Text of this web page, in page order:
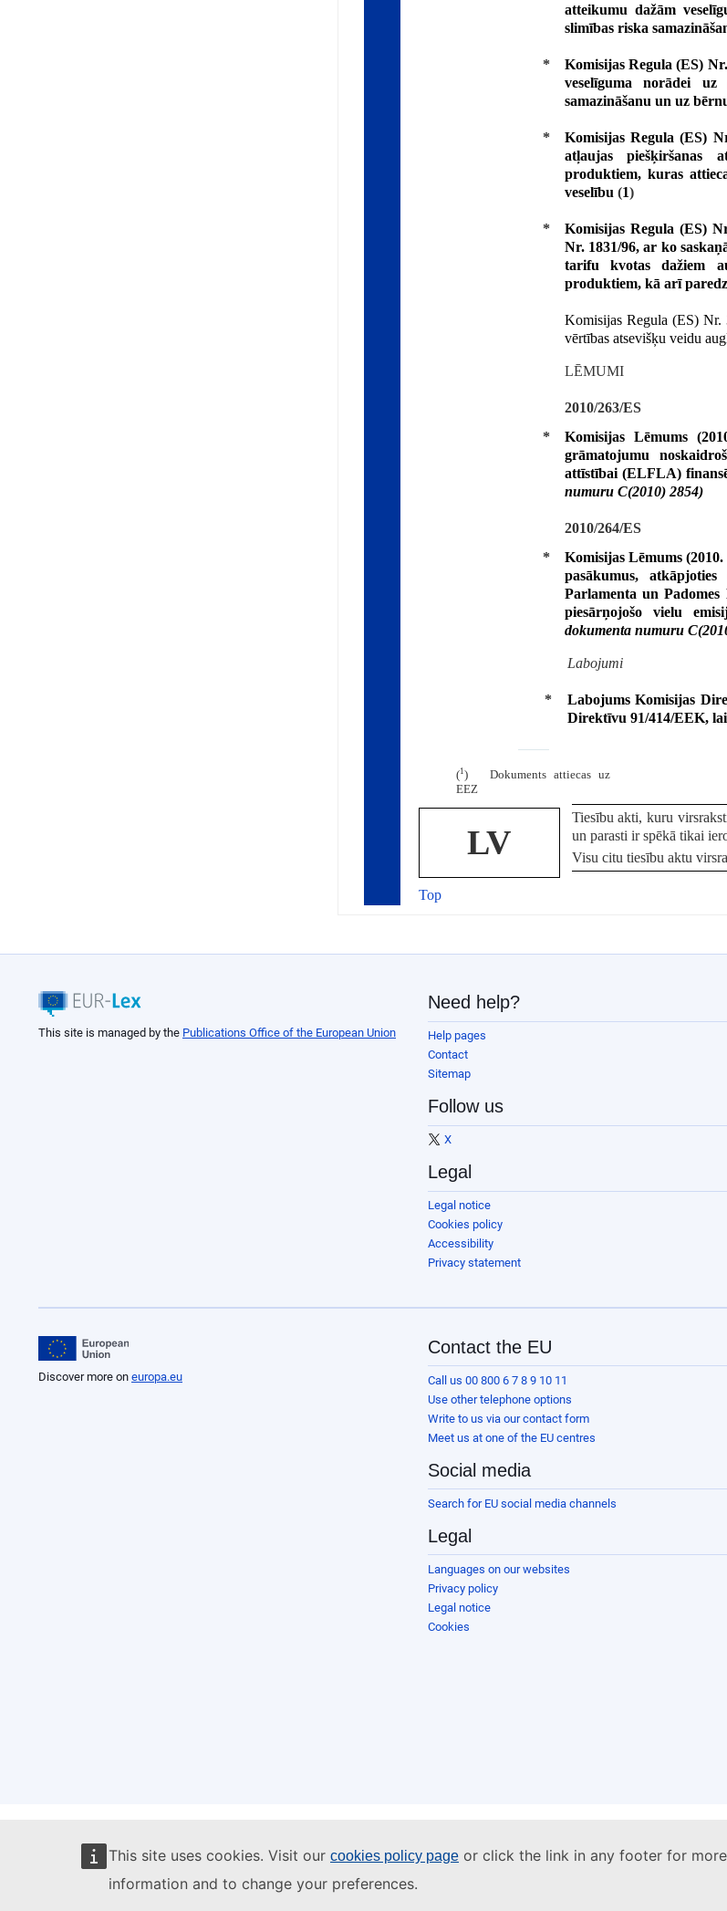
This site uses cookies. Visit our cookies policy page or click the link in any footer for more
information and to change your preferences.
atteikumu dažām
slimības riska
*
Komisijas Regula (ES)
veselīguma norādei
samazināšanu un uz
*
Komisijas Regula (ES)
atļaujas piešķiršanas
produktiem, kuras
veselību (1)
*
Komisijas Regula (ES)
Nr. 1831/96, ar ko
tarifu kvotas dažiem
produktiem, kā arī
Komisijas Regula (ES) Nr.
vērtības atsevišķu veidu
LĒMUMI
2010/263/ES
*
Komisijas Lēmums
grāmatojumu
attīstībai (ELFLA)
numuru C(2010) 2854)
2010/264/ES
*
Komisijas Lēmums
pasākumus,
Parlamenta un
piesārņojošo vielu
dokumenta numuru
Labojumi
*
Labojums Komisijas
Direktīvu 91/414/EEK,
(1 ) Dokuments attiecas uz
EEZ
LV
Tiesību akti, kuru
un parasti ir spēkā tikai
Visu citu tiesību aktu
Top
This site is managed by the Publications Office of the European Union
Need help?
Help pages
Contact
Sitemap
Follow us
X
Legal
Legal notice
Cookies policy
Accessibility
Privacy statement
Discover more on europa.eu
Contact the EU
Call us 00 800 6 7 8 9 10 11
Use other telephone options
Write to us via our contact form
Meet us at one of the EU centres
Social media
Search for EU social media channels
Legal
Languages on our websites
Privacy policy
Legal notice
Cookies